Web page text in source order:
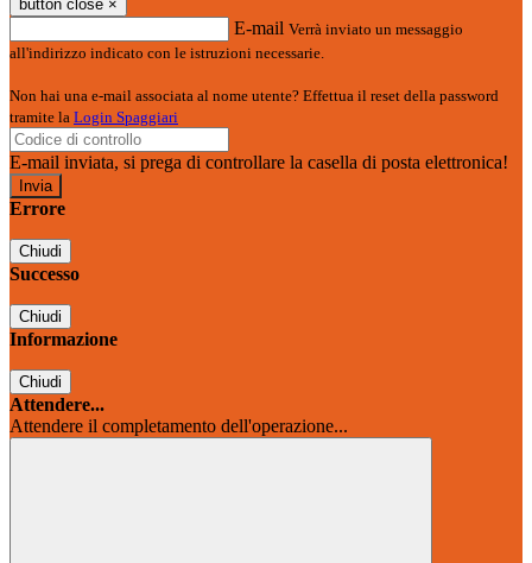
button close ×
E-mail Verrà inviato un messaggio
all'indirizzo indicato con le istruzioni necessarie.
Non hai una e-mail associata al nome utente? Effettua il reset della password
tramite la Login Spaggiari
E-mail inviata, si prega di controllare la casella di posta elettronica!
Errore
Chiudi
Successo
Chiudi
Informazione
Chiudi
Attendere...
Attendere il completamento dell'operazione...